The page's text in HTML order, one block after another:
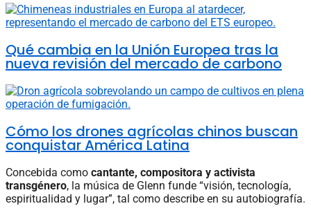
Qué cambia en la Unión Europea tras la
nueva revisión del mercado de carbono
Cómo los drones agrícolas chinos buscan
conquistar América Latina
Concebida como cantante, compositora y activista
transgénero, la música de Glenn funde “visión, tecnología,
espiritualidad y lugar”, tal como describe en su autobiografía.